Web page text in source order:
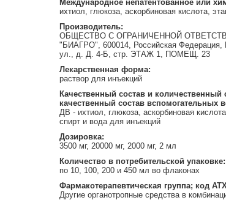
Международное непатентованное или
ихтиол, глюкоза, аскорбиновая кислота,
Производитель:
ОБЩЕСТВО С ОГРАНИЧЕННОЙ
"БИАГРО", 600014, Российская Федерация,
ул., д. Д. 4-Б, стр. ЭТАЖ 1, ПОМЕЩ. 23
Лекарственная форма:
раствор для инъекций
Качественный состав и
качественный состав вспомогательных
ДВ - ихтиол, глюкоза, аскорбиновая
спирт и вода для инъекций
Дозировка:
3500 мг, 20000 мг, 2000 мг, 2 мл
Количество в потребительской упаковке:
по 10, 100, 200 и 450 мл во флаконах
Фармакотерапевтическая группа; код
Другие органотропные средства в